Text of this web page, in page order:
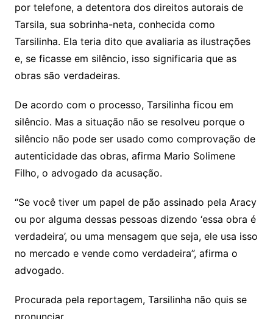
por telefone, a detentora dos direitos autorais de
Tarsila, sua sobrinha-neta, conhecida como
Tarsilinha. Ela teria dito que avaliaria as ilustrações
e, se ficasse em silêncio, isso significaria que as
obras são verdadeiras.
De acordo com o processo, Tarsilinha ficou em
silêncio. Mas a situação não se resolveu porque o
silêncio não pode ser usado como comprovação de
autenticidade das obras, afirma Mario Solimene
Filho, o advogado da acusação.
“Se você tiver um papel de pão assinado pela Aracy
ou por alguma dessas pessoas dizendo ‘essa obra é
verdadeira’, ou uma mensagem que seja, ele usa isso
no mercado e vende como verdadeira”, afirma o
advogado.
Procurada pela reportagem, Tarsilinha não quis se